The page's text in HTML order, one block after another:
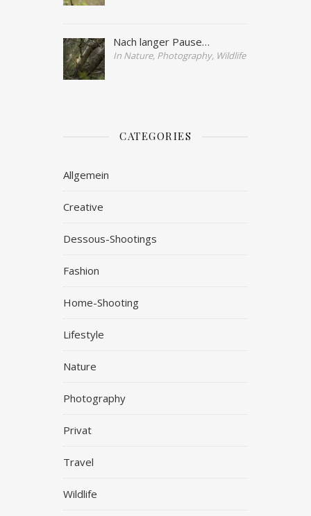
Nach langer Pause…
In Nature, Photography, Wildlife
CATEGORIES
Allgemein
Creative
Dessous-Shootings
Fashion
Home-Shooting
Lifestyle
Nature
Photography
Privat
Travel
Wildlife